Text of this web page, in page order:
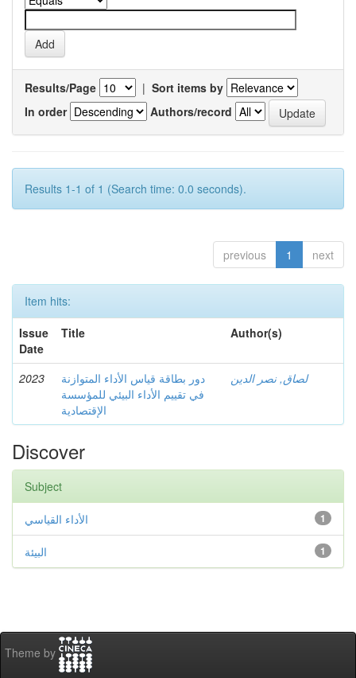
Results/Page | Sort items by
In order
Authors/record
Results 1-1 of 1 (Search time: 0.0 seconds).
previous 1 next
Item hits:
Issue
Date
Title Author(s)
2023
دور بطاقة قياس الأداء المتوازنة
في تقييم الأداء البيئي للمؤسسة
الإقتصادية
لصاق, نصر الدين
Discover
Subject
1 الأداء القياسي
1 البيئة
Theme by